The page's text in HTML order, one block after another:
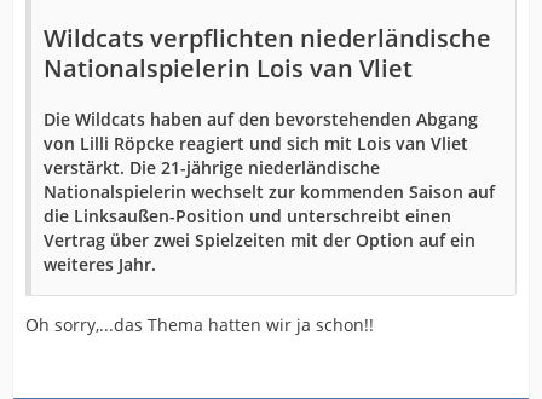
Wildcats verpflichten niederländische
Nationalspielerin Lois van Vliet
Die Wildcats haben auf den bevorstehenden Abgang
von Lilli Röpcke reagiert und sich mit Lois van Vliet
verstärkt. Die 21-jährige niederländische
Nationalspielerin wechselt zur kommenden Saison auf
die Linksaußen-Position und unterschreibt einen
Vertrag über zwei Spielzeiten mit der Option auf ein
weiteres Jahr.
Oh sorry,...das Thema hatten wir ja schon!!